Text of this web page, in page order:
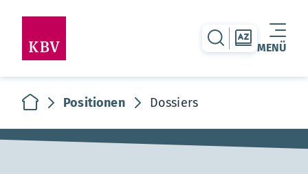
MENÜ
Warenkorb leer
zur Suche-Seite
zur
zur Startseite
Positionen Dossiers